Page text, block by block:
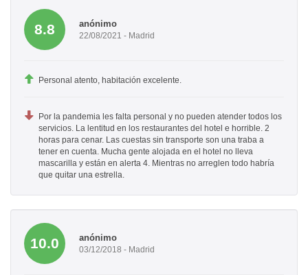
8.8 anónimo
22/08/2021 - Madrid
Personal atento, habitación excelente.
Por la pandemia les falta personal y no pueden atender todos los
servicios. La lentitud en los restaurantes del hotel e horrible. 2
horas para cenar. Las cuestas sin transporte son una traba a
tener en cuenta. Mucha gente alojada en el hotel no lleva
mascarilla y están en alerta 4. Mientras no arreglen todo habría
que quitar una estrella.
10.0 anónimo
03/12/2018 - Madrid